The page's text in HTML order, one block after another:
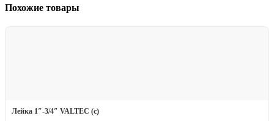
Похожие товары
Лейка 1″-3/4″ VALTEC (с)